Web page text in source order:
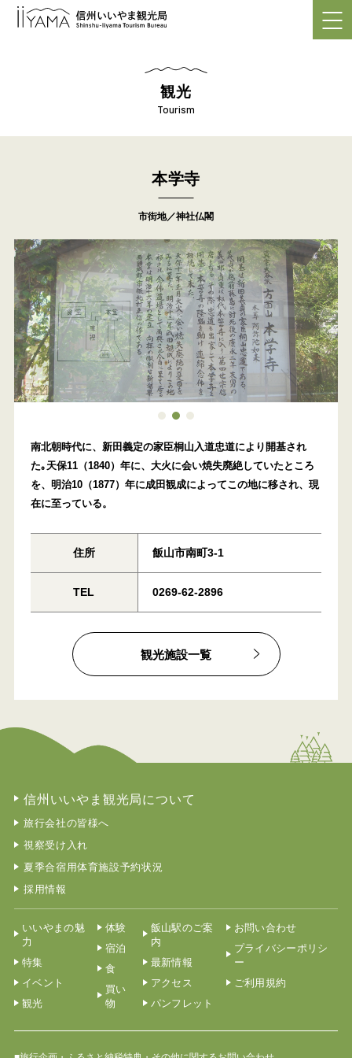
観光
Tourism
本学寺
市街地／神社仏閣
南北朝時代に、新田義定の家臣桐山入道忠道により開基され
た｡天保11（1840）年に、大火に会い焼失廃絶していたところ
を、明治10（1877）年に成田観成によってこの地に移され、現
在に至っている。
住所 飯山市南町3-1
TEL 0269-62-2896
観光施設一覧
信州いいやま観光局について
旅行会社の皆様へ
視察受け入れ
夏季合宿用体育施設予約状況
採用情報
いいやまの魅
力
特集
イベント
観光
体験
宿泊
食
買い
物
飯山駅のご案
内
最新情報
アクセス
パンフレット
お問い合わせ
プライバシーポリシ
ー
ご利用規約